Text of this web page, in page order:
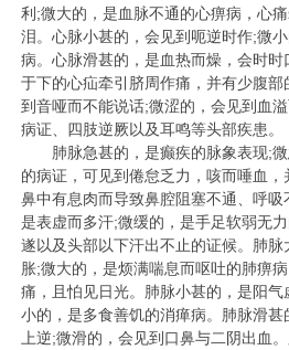
利;微大的，是血脉不通的心痹病，心
泪。心脉小甚的，会见到呃逆时作;微
病。心脉滑甚的，是血热而燥，会时
于下的心疝牵引脐周作痛，并有少腹
到音哑而不能说话;微涩的，会见到血
病证、四肢逆厥以及耳鸣等头部疾患。
肺脉急甚的，是癫疾的脉象表现;微
的病证，可见到倦怠乏力，咳而唾血
鼻中有息肉而导致鼻腔阻塞不通、呼吸
是表虚而多汗;微缓的，是手足软弱无
遂以及头部以下汗出不止的证候。肺
胀;微大的，是烦满喘息而呕吐的肺痹
痛，且怕见日光。肺脉小甚的，是阳
小的，是多食善饥的消瘅病。肺脉滑
上逆;微滑的，会见到口鼻与二阴出血